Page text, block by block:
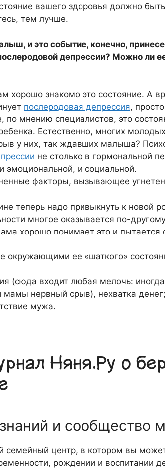
вашего здоровья должно
тем лучше.
и это событие, конечно,
депрессии? Можно ли
знакомо это состояние. А
послеродовая депрессия,
по мнению специалистов, это
Естественно, многих
у них, так ждавших малыша?
не столько в гормональной
и социальной.
факторы, вызывающее
теперь надо привыкнуть к новой
многое оказывается по-
хорошо понимает это и пытается
окружающими ее «шаткого»
(сюда входит любая мелочь:
нервный срыв), нехватка денег;
мужа.
Няня.Ру о
и сообщество
семейный центр, в котором вы
рождении и воспитании